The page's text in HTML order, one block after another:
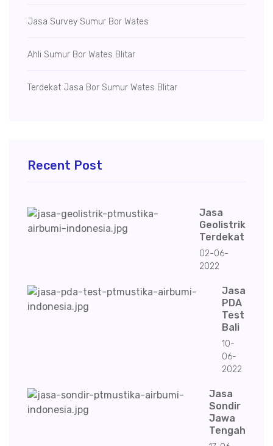
Jasa Survey Sumur Bor Wates
Ahli Sumur Bor Wates Blitar
Terdekat Jasa Bor Sumur Wates Blitar
Recent Post
Jasa
Geolistrik
Terdekat
02-06-
2022
Jasa
PDA
Test
Bali
10-
06-
2022
Jasa
Sondir
Jawa
Tengah